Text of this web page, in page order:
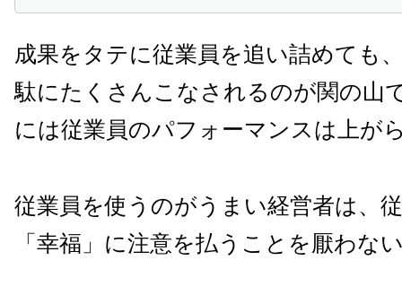
成果をタテに従業員を追い詰めても
駄にたくさんこなされるのが関の山
には従業員のパフォーマンスは上が
従業員を使うのがうまい経営者は、
「幸福」に注意を払うことを厭わな